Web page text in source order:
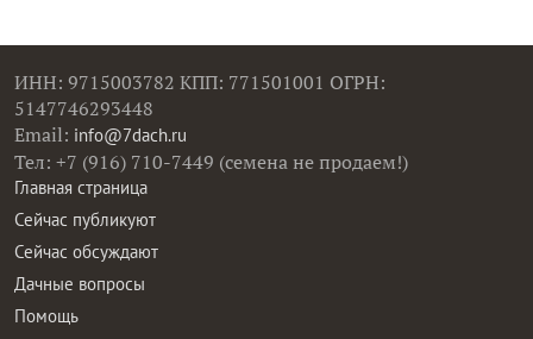
ИНН: 9715003782 КПП: 771501001 ОГРН:
5147746293448
Email: info@7dach.ru
Тел: +7 (916) 710-7449 (семена не продаем!)
Главная страница
Сейчас публикуют
Сейчас обсуждают
Дачные вопросы
Помощь